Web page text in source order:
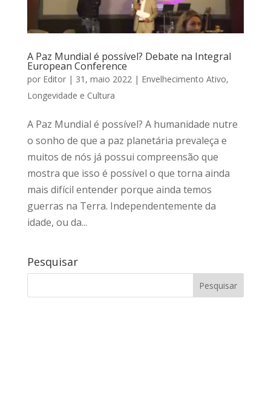
A Paz Mundial é possível? Debate na Integral
European Conference
por Editor| 31, maio 2022| Envelhecimento Ativo,
Longevidade e Cultura
A Paz Mundial é possível? A humanidade nutre
o sonho de que a paz planetária prevaleça e
muitos de nós já possui compreensão que
mostra que isso é possível o que torna ainda
mais difícil entender porque ainda temos
guerras na Terra. Independentemente da
idade, ou da...
Pesquisar